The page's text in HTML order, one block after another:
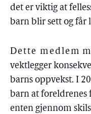
det er viktig at
barn blir sett og får
Dette medlem
vektlegger
barns oppvekst. I
barn at
enten gjennom